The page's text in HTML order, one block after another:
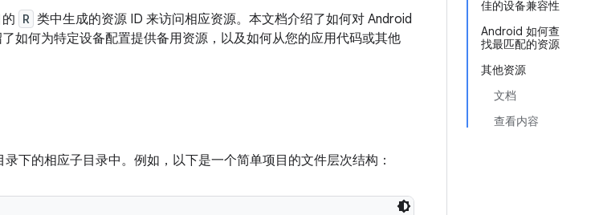
佳的设备兼容性
Android 如何查
找最匹配的资源
其他资源
文档
查看内容
R 类中生成的资源 ID 来访问相应资源。本文档介绍了如何对 Android
如何为特定设备配置提供备用资源，以及如何从您的应用代码或其他
录下的相应子目录中。例如，以下是一个简单项目的文件层次结构：